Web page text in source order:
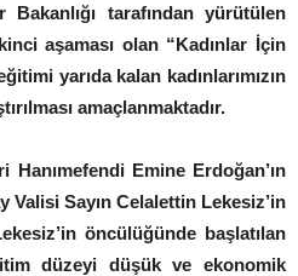
tarafından yürütülen
aşaması olan “Kadınlar İçin
yarıda kalan kadınlarımızın
amaçlanmaktadır.
Hanımefendi Emine Erdoğan’ın
Valisi Sayın Celalettin Lekesiz’in
öncülüğünde başlatılan
düzeyi düşük ve ekonomik